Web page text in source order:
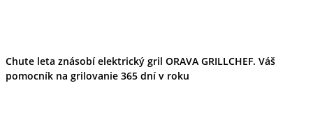
Chute leta znásobí elektrický gril ORAVA GRILLCHEF. Váš
pomocník na grilovanie 365 dní v roku